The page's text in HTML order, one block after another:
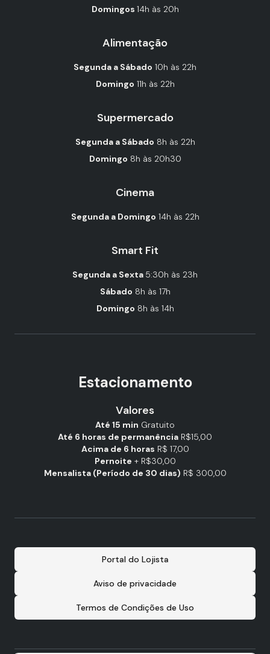
Domingos 14h às 20h
Alimentação
Segunda a Sábado 10h às 22h
Domingo 11h às 22h
Supermercado
Segunda a Sábado 8h às 22h
Domingo 8h às 20h30
Cinema
Segunda a Domingo 14h às 22h
Smart Fit
Segunda a Sexta 5:30h às 23h
Sábado 8h às 17h
Domingo 8h às 14h
Estacionamento
Valores
Até 15 min Gratuito
Até 6 horas de permanência R$15,00
Acima de 6 horas R$ 17,00
Pernoite + R$30,00
Mensalista (Período de 30 dias) R$ 300,00
Portal do Lojista
Aviso de privacidade
Termos de Condições de Uso